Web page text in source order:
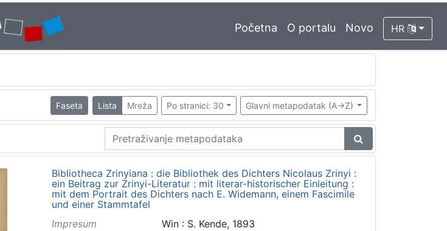
Početna O portalu Novo HR
Faseta Lista Mreža Po stranici: 30 Glavni metapodatak (A->Z)
Bibliotheca Zrinyiana : die Bibliothek des Dichters Nicolaus Zrinyi :
ein Beitrag zur Zrinyi-Literatur : mit literar-historischer Einleitung :
mit dem Portrait des Dichters nach E. Widemann, einem Fascimile
und einer Stammtafel
Impresum
Win : S. Kende, 1893